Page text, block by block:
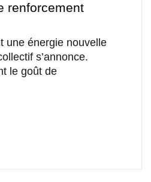
renforcement
une énergie nouvelle
s’annonce.
le goût de